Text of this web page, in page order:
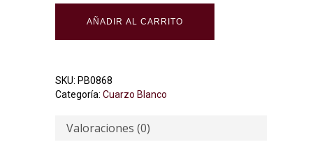
AÑADIR AL CARRITO
SKU: PB0868
Categoría: Cuarzo Blanco
Valoraciones (0)